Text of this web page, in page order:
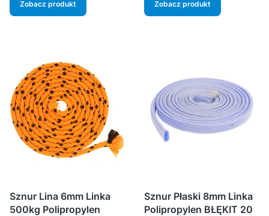
Zobacz produkt Zobacz produkt
Sznur Lina 6mm Linka
500kg Polipropylen
Sznur Płaski 8mm Linka
Polipropylen BŁĘKIT 20